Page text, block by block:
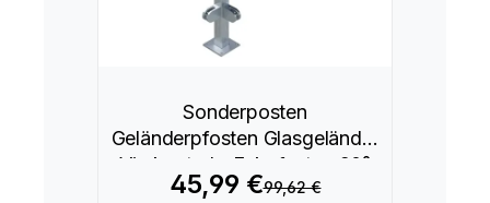
Sonderposten
Geländerpfosten Glasgeländer
Vierkantrohr Eckpfosten 90°
45,99 €99,62 €